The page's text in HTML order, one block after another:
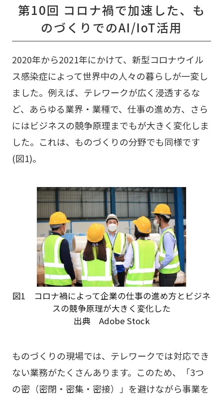
第10回 コロナ禍で加速した、も
のづくりでのAI/IoT活用
2020年から2021年にかけて、新型コロナウイル
ス感染症によって世界中の人々の暮らしが一変し
ました。例えば、テレワークが広く浸透するな
ど、あらゆる業界・業種で、仕事の進め方、さら
にはビジネスの競争原理までもが大きく変化しま
した。これは、ものづくりの分野でも同様です
(図1)。
図1 コロナ禍によって企業の仕事の進め方とビジネ
スの競争原理が大きく変化した
出典 Adobe Stock
ものづくりの現場では、テレワークでは対応でき
ない業務がたくさんあります。このため、「3つ
の密（密閉・密集・密接）」を避けながら事業を